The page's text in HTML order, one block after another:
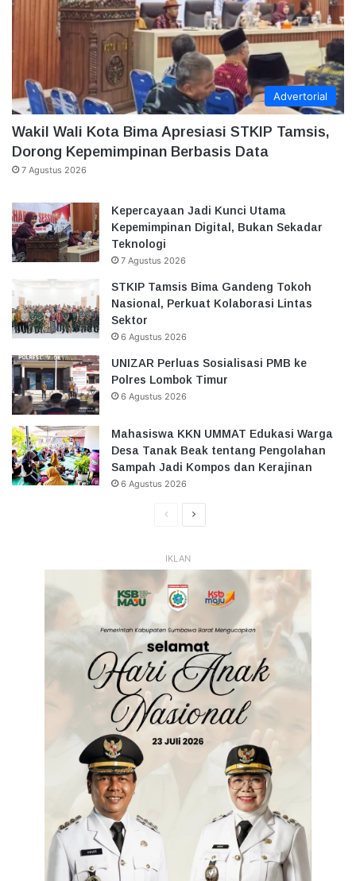
Advertorial
Wakil Wali Kota Bima Apresiasi STKIP Tamsis,
Dorong Kepemimpinan Berbasis Data
7 Agustus 2026
Kepercayaan Jadi Kunci Utama
Kepemimpinan Digital, Bukan Sekadar
Teknologi
7 Agustus 2026
STKIP Tamsis Bima Gandeng Tokoh
Nasional, Perkuat Kolaborasi Lintas
Sektor
6 Agustus 2026
UNIZAR Perluas Sosialisasi PMB ke
Polres Lombok Timur
6 Agustus 2026
Mahasiswa KKN UMMAT Edukasi Warga
Desa Tanak Beak tentang Pengolahan
Sampah Jadi Kompos dan Kerajinan
6 Agustus 2026
HalamanHalaman
IKLAN